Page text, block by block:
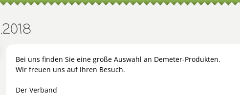
Bei uns finden Sie eine große Auswahl an Demeter-Produkten.
Wir freuen uns auf ihren Besuch.
Der Verband